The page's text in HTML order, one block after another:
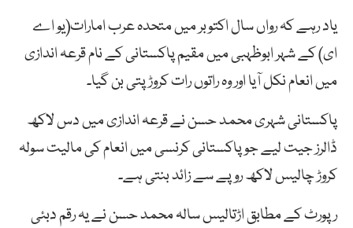
یاد رہے کہ رواں سال اکتوبر میں متحدہ عرب امارات(یو اے
ای) کے شہر ابوظہبی میں مقیم پاکستانی کے نام قرعہ اندازی
میں انعام نکل آیا اور وہ راتوں رات کروڑ پتی بن گیا۔
پاکستانی شہری محمد حسن نے قرعہ اندازی میں دس لاکھ
ڈالرز جیت لیے جو پاکستانی کرنسی میں انعام کی مالیت سولہ
کروڑ چالیس لاکھ روپے سے زائد بنتی ہے۔
رپورٹ کے مطابق اڑتالیس سالہ محمد حسن نے یہ رقم دبئی